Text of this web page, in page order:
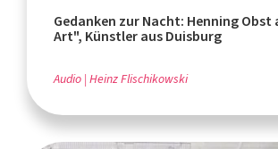
Gedanken zur Nacht: Henning Obst
Art", Künstler aus Duisburg
Audio Heinz Flischikowski